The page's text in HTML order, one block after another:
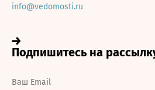
info@vedomosti.ru